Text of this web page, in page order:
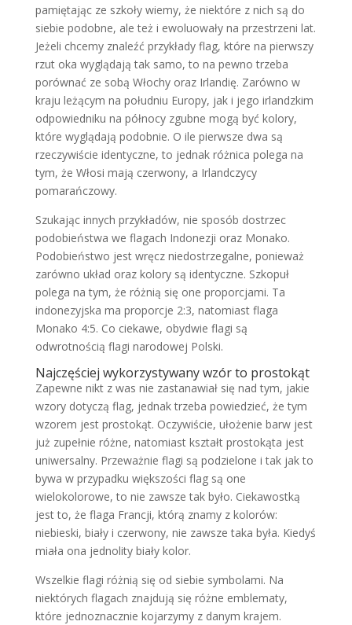
pamiętając ze szkoły wiemy, że niektóre z nich są do
siebie podobne, ale też i ewoluowały na przestrzeni lat.
Jeżeli chcemy znaleźć przykłady flag, które na pierwszy
rzut oka wyglądają tak samo, to na pewno trzeba
porównać ze sobą Włochy oraz Irlandię. Zarówno w
kraju leżącym na południu Europy, jak i jego irlandzkim
odpowiedniku na północy zgubne mogą być kolory,
które wyglądają podobnie. O ile pierwsze dwa są
rzeczywiście identyczne, to jednak różnica polega na
tym, że Włosi mają czerwony, a Irlandczycy
pomarańczowy.
Szukając innych przykładów, nie sposób dostrzec
podobieństwa we flagach Indonezji oraz Monako.
Podobieństwo jest wręcz niedostrzegalne, ponieważ
zarówno układ oraz kolory są identyczne. Szkopuł
polega na tym, że różnią się one proporcjami. Ta
indonezyjska ma proporcje 2:3, natomiast flaga
Monako 4:5. Co ciekawe, obydwie flagi są
odwrotnością flagi narodowej Polski.
Najczęściej wykorzystywany wzór to prostokąt
Zapewne nikt z was nie zastanawiał się nad tym, jakie
wzory dotyczą flag, jednak trzeba powiedzieć, że tym
wzorem jest prostokąt. Oczywiście, ułożenie barw jest
już zupełnie różne, natomiast kształt prostokąta jest
uniwersalny. Przeważnie flagi są podzielone i tak jak to
bywa w przypadku większości flag są one
wielokolorowe, to nie zawsze tak było. Ciekawostką
jest to, że flaga Francji, którą znamy z kolorów:
niebieski, biały i czerwony, nie zawsze taka była. Kiedyś
miała ona jednolity biały kolor.
Wszelkie flagi różnią się od siebie symbolami. Na
niektórych flagach znajdują się różne emblematy,
które jednoznacznie kojarzymy z danym krajem.